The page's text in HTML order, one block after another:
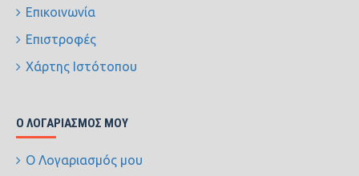
Επικοινωνία
Επιστροφές
Χάρτης Ιστότοπου
Ο ΛΟΓΑΡΙΑΣΜΌΣ ΜΟΥ
Ο Λογαριασμός μου